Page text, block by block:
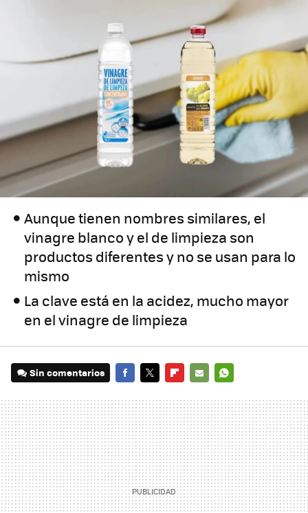
Aunque tienen nombres similares, el
vinagre blanco y el de limpieza son
productos diferentes y no se usan para lo
mismo
La clave está en la acidez, mucho mayor
en el vinagre de limpieza
Sin comentarios
MAIL